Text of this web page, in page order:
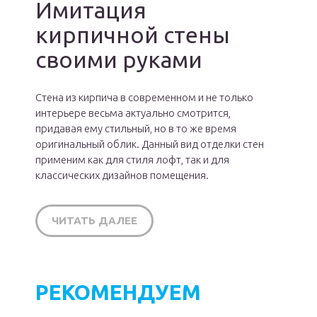
Имитация
кирпичной стены
своими руками
Стена из кирпича в современном и не только
интерьере весьма актуально смотрится,
придавая ему стильный, но в то же время
оригинальный облик. Данный вид отделки стен
применим как для стиля лофт, так и для
классических дизайнов помещения.
ЧИТАТЬ ДАЛЕЕ
РЕКОМЕНДУЕМ